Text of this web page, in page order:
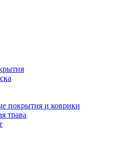
покрытия и коврики
трава